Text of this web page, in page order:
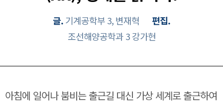
글.기계공학부 3, 변재혁
편집.
조선해양공학과 3 강가현
아침에 일어나 붐비는 출근길 대신 가상 세계로 출근하여